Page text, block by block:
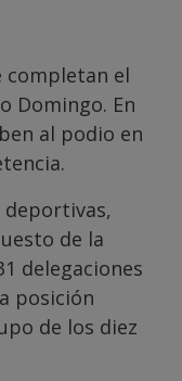
completan el
Domingo. En
al podio en
deportivas,
de la
delegaciones
posición
de los diez